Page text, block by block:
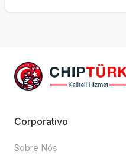
Corporativo
Sobre Nós